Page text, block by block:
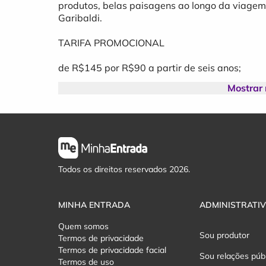
produtos, belas paisagens ao longo da
Garibaldi.
TARIFA PROMOCIONAL
de R$145 por R$90 a partir de seis anos;
Crianças até cinco anos viajando no colo são
Visita ao acervo de locomotivas a vapor/
Bilhete de Trem ida e volta; (64km de
Duração total aproximada ida e volta: 03h.
Mostrar
Todos os direitos reservados 2026.
MINHA ENTRADA
Quem somos
Termos de privacidade
Termos de privacidade facial
Termos de uso
Sou produtor
Sou relações